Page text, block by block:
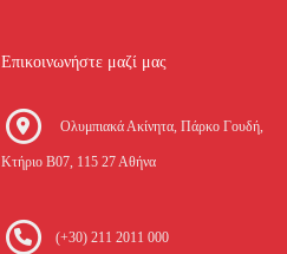
Επικοινωνήστε μαζί μας
Oλυμπιακά Ακίνητα, Πάρκο Γουδή,
Κτήριο Β07, 115 27 Αθήνα
(+30) 211 2011 000